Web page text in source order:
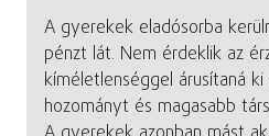
A gyerekek eladósorba
pénzt lát. Nem érdeklik az
kíméletlenséggel árusítaná
hozományt és magasabb